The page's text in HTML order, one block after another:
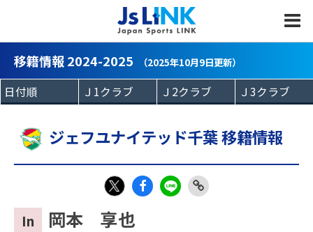
移籍情報 2024-2025 （2025年10月9日更新）
ジェフユナイテッド千葉 移籍情報
In 岡本 享也